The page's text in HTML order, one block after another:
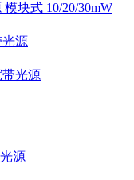
块式 10/20/30mW
光源
带光源
源